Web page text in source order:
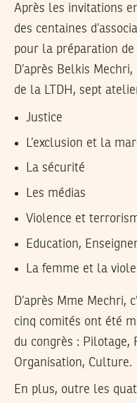
Après les invitations
des centaines
pour la préparation de
D’après Belkis
de la LTDH, sept
Justice
L’exclusion et la
La sécurité
Les médias
Violence et
Education,
La femme et la
D’après Mme
cinq comités ont été
du congrès : Pilotage,
Organisation, Culture.
En plus, outre les